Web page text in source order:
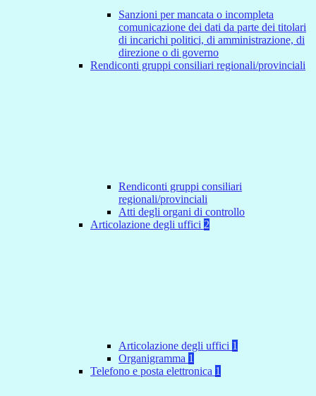
Sanzioni per mancata o incompleta
comunicazione dei dati da parte dei titolari
di incarichi politici, di amministrazione, di
direzione o di governo
Rendiconti gruppi consiliari regionali/provinciali
Rendiconti gruppi consiliari
regionali/provinciali
Atti degli organi di controllo
Articolazione degli uffici 2
Articolazione degli uffici 1
Organigramma 1
Telefono e posta elettronica 1